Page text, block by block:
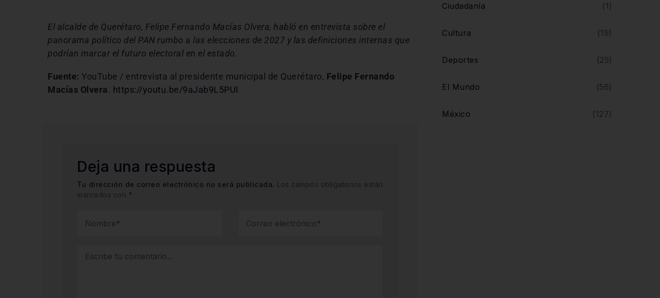
El alcalde de Querétaro, Felipe Fernando Macías Olvera, habló en entrevista sobre el
panorama político del PAN rumbo a las elecciones de 2027 y las definiciones internas que
podrían marcar el futuro electoral en el estado.
Fuente: YouTube / entrevista al presidente municipal de Querétaro, Felipe Fernando
Macías Olvera. https://youtu.be/9aJab9L5PUI
Deja una respuesta
Tu dirección de correo electrónico no será publicada. Los campos obligatorios están
marcados con *
Ciudadanía (1)
Cultura (19)
Deportes (25)
El Mundo (56)
México (127)